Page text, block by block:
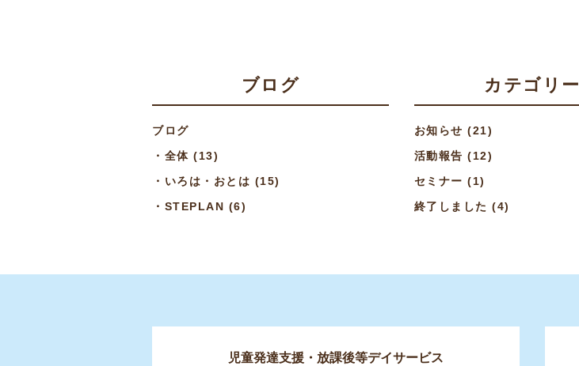
ブログ
ブログ
・ 全体 (13)
・ いろは・おとは (15)
・ STEPLAN (6)
カテゴリー
お知らせ (21)
活動報告 (12)
セミナー (1)
終了しました (4)
児童発達支援・ 放課後等デイサービス